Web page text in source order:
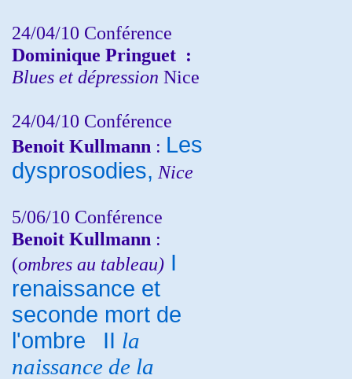
24/04/10 Conférence
Dominique Pringuet :
Blues et dépression Nice
24/04/10 Conférence
Benoit Kullmann : Les
dysprosodies, Nice
5/06/10 Conférence
Benoit Kullmann :
(ombres au tableau) I
renaissance et
seconde mort de
l'ombre
II la
naissance de la